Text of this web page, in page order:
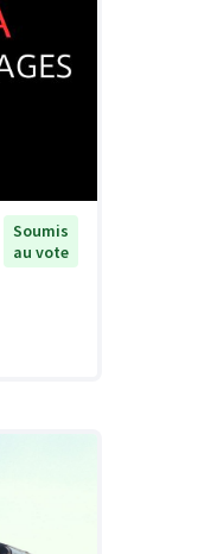
Soumis
au vote